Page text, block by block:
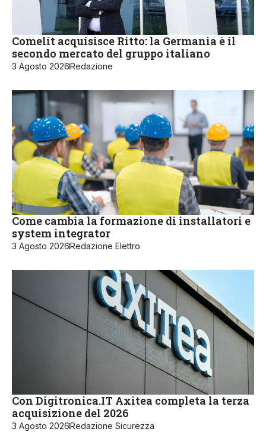
Comelit acquisisce Ritto: la Germania è il
secondo mercato del gruppo italiano
3 Agosto 2026Redazione
Come cambia la formazione di installatori e
system integrator
3 Agosto 2026Redazione Elettro
Con Digitronica.IT Axitea completa la terza
acquisizione del 2026
3 Agosto 2026Redazione Sicurezza